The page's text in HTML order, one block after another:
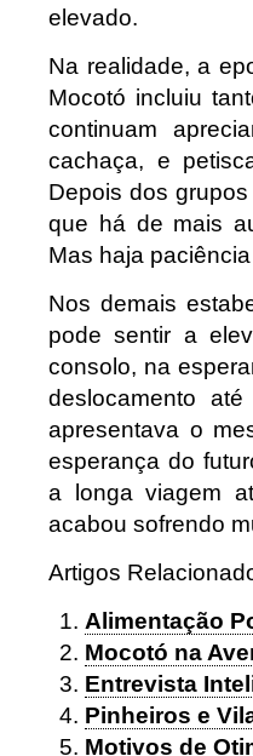
elevado.
Na realidade, a
Mocotó incluiu
continuam
cachaça, e
Depois dos
que há de mais
Mas haja
Nos demais
pode sentir a
consolo, na
deslocamento
apresentava o
esperança do
a longa viagem
acabou sofrendo
Artigos
Alimentação
Mocotó na
Entrevista
Pinheiros e
Motivos de